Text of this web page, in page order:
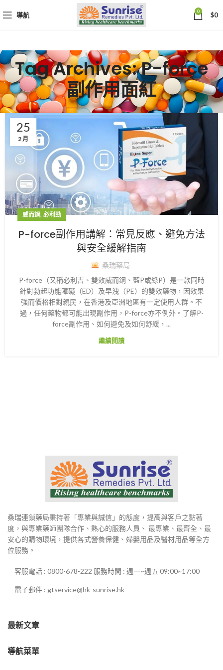
導航 0 $0
Tag Archives: P-force
副作用面紅
25
2 月
威而鋼, 必利勁
P-force副作用講解：常見反應、避免方法
與安全緩解指南
桑瑞藥局
P-force（又稱必利吉、雙效威而鋼、藍P或綠P）是一款同時
針對勃起功能障礙（ED）及早洩（PE）的雙效藥物，因效果
強而價格相對親民，在香港及亞洲地區有一定使用人群。不
過，任何藥物都可能出現副作用，P-force亦不例外。了解P-
force副作用、如何避免及如何舒緩，...
繼續閱讀
桑瑞連鎖藥局秉持著「專業與誠信」的態度，提高與客戶之黏著
度，與專業藥師團隊合作、熱心的服務人員、 最專業、最齊全、最
安心的購物環境，提供各式營養保健、婦嬰用品及醫材用品等全方
位服務。
客服電話 : 0800-678-222 服務時間 : 週一~週五 09:00~17:00
電子郵件 : gtservice@hk-sunrise.hk
最新文章
導航菜單